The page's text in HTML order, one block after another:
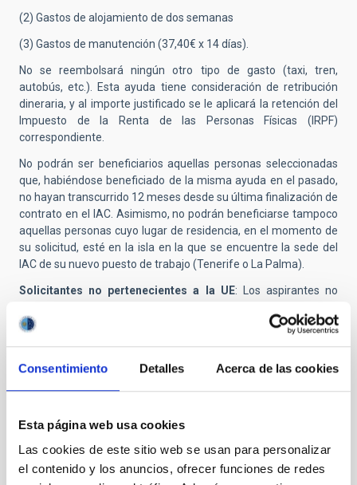
Consentimiento Detalles Acerca de las cookies
Esta página web usa cookies
Las cookies de este sitio web se usan para personalizar
el contenido y los anuncios, ofrecer funciones de redes
(2) Gastos de alojamiento de dos semanas
(3) Gastos de manutención (37,40€ x 14 días).
No se reembolsará ningún otro tipo de gasto (taxi, tren,
autobús, etc.). Esta ayuda tiene consideración de retribución
dineraria, y al importe justificado se le aplicará la retención del
Impuesto de la Renta de las Personas Físicas (IRPF)
correspondiente.
No podrán ser beneficiarios aquellas personas seleccionadas
que, habiéndose beneficiado de la misma ayuda en el pasado,
no hayan transcurrido 12 meses desde su última finalización de
contrato en el IAC. Asimismo, no podrán beneficiarse tampoco
aquellas personas cuyo lugar de residencia, en el momento de
su solicitud, esté en la isla en la que se encuentre la sede del
IAC de su nuevo puesto de trabajo (Tenerife o La Palma).
Solicitantes no pertenecientes a la UE: Los aspirantes no
cuenta que antes de suscribir el contrato con el IAC deben estar
telemática
idProc=100501
Alternativamente, puede seguir las instrucciones que se
detallan en el correspondiente anuncio oficial en nuestra